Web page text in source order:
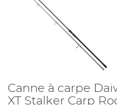
Canne à carpe
XT Stalker Carp